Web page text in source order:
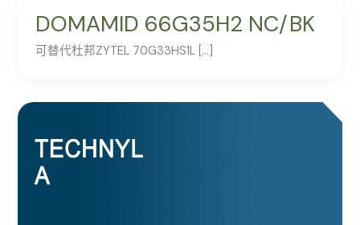
DOMAMID 66G35H2 NC/BK
可替代杜邦ZYTEL 70G33HS1L […]